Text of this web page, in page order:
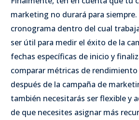
marketing no durará para
cronograma dentro del cual
ser útil para medir el éxito de la
fechas específicas de inicio y
comparar métricas de
después de la campaña de
también necesitarás ser flexible y
de que necesites asignar más